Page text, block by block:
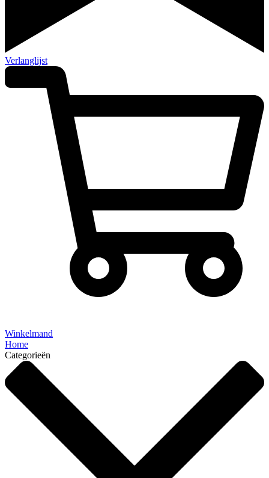
Verlanglijst
Winkelmand
Home
Categorieën